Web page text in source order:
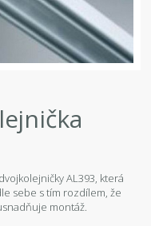
AL393, která
sebe s tím rozdílem, že
montáž.